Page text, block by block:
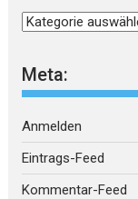
Kategorien
Meta:
Anmelden
Eintrags-Feed
Kommentar-Feed